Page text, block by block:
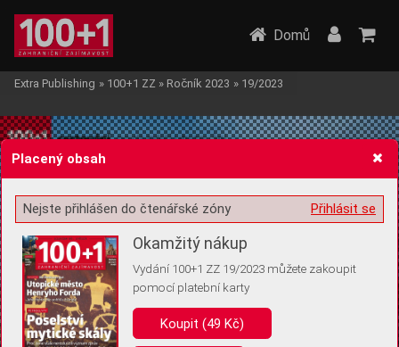
Žádost o souhlas s ukládáním volitelných informací
Pro základní fungování webu nepotřebujeme ukládat žádné informace
(tzv. cookies apod.). Rádi bychom vás ale požádali o souhlas s
Domů
Extra Publishing » 100+1 ZZ » Ročník 2023 » 19/2023
Placený obsah
Přihlásit se
Nejste přihlášen do čtenářské zóny
Okamžitý nákup
Vydání 100+1 ZZ 19/2023 můžete zakoupit
pomocí platební karty
Koupit (49 Kč)